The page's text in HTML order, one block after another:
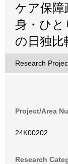
ケア保障
身・ひと
の日独比
Research
Project/Area
24K00202
Research